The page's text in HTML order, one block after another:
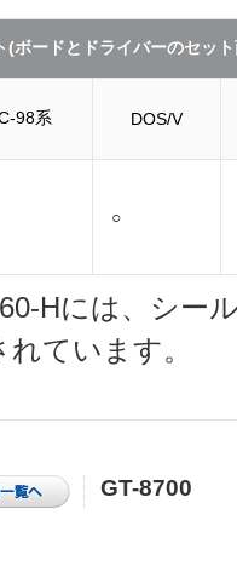
ボードとドライバーのセッ
98系 DOS/V
○
Hには、シ
ています。
GT-8700